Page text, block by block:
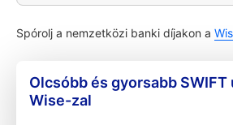
Spórolj a nemzetközi banki díjakon a
Olcsóbb és gyorsabb SWIFT
Wise-zal